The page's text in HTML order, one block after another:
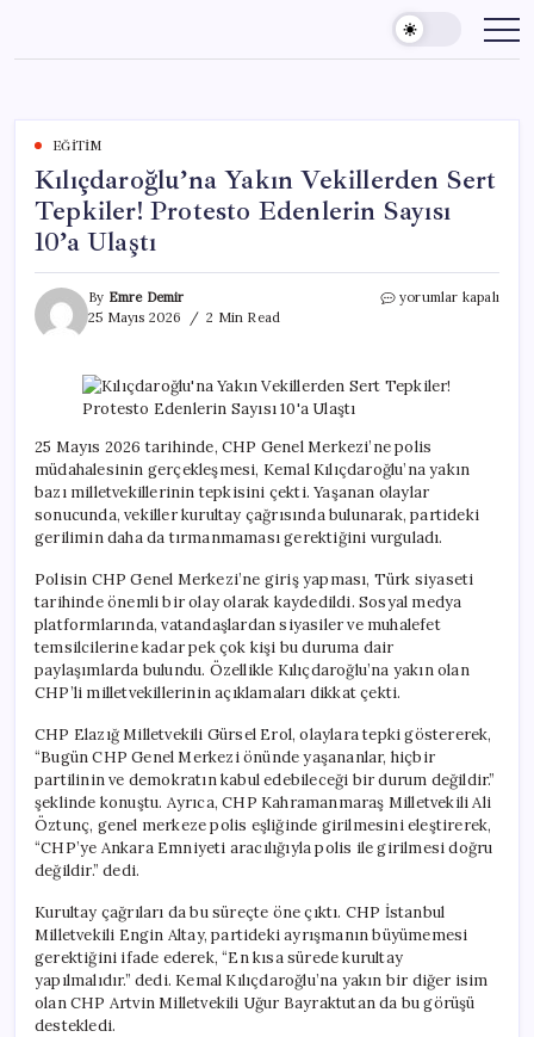
content
EĞITIM
Kılıçdaroğlu’na Yakın Vekillerden Sert
Tepkiler! Protesto Edenlerin Sayısı
10’a Ulaştı
By Emre Demir
25 Mayıs 2026
2 Min Read
Kılıçdaroğlu’na
Tepkiler!
Protesto
Sayısı
10’a
Ulaştı
için
yorumlar kapalı
25 Mayıs 2026 tarihinde, CHP Genel Merkezi’ne polis
müdahalesinin gerçekleşmesi, Kemal Kılıçdaroğlu’na yakın
bazı milletvekillerinin tepkisini çekti. Yaşanan olaylar
sonucunda, vekiller kurultay çağrısında bulunarak, partideki
gerilimin daha da tırmanmaması gerektiğini vurguladı.
Polisin CHP Genel Merkezi’ne giriş yapması, Türk siyaseti
tarihinde önemli bir olay olarak kaydedildi. Sosyal medya
platformlarında, vatandaşlardan siyasiler ve muhalefet
temsilcilerine kadar pek çok kişi bu duruma dair
paylaşımlarda bulundu. Özellikle Kılıçdaroğlu’na yakın olan
CHP’li milletvekillerinin açıklamaları dikkat çekti.
CHP Elazığ Milletvekili Gürsel Erol, olaylara tepki göstererek,
“Bugün CHP Genel Merkezi önünde yaşananlar, hiçbir
partilinin ve demokratın kabul edebileceği bir durum değildir.”
şeklinde konuştu. Ayrıca, CHP Kahramanmaraş Milletvekili Ali
Öztunç, genel merkeze polis eşliğinde girilmesini eleştirerek,
“CHP’ye Ankara Emniyeti aracılığıyla polis ile girilmesi doğru
değildir.” dedi.
Kurultay çağrıları da bu süreçte öne çıktı. CHP İstanbul
Milletvekili Engin Altay, partideki ayrışmanın büyümemesi
gerektiğini ifade ederek, “En kısa sürede kurultay
yapılmalıdır.” dedi. Kemal Kılıçdaroğlu’na yakın bir diğer isim
olan CHP Artvin Milletvekili Uğur Bayraktutan da bu görüşü
destekledi.